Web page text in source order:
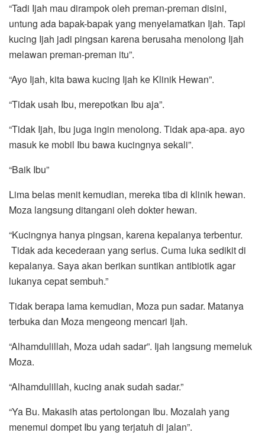
“Tadi Ijah mau dirampok oleh preman-preman disini,
untung ada bapak-bapak yang menyelamatkan Ijah. Tapi
kucing Ijah jadi pingsan karena berusaha menolong Ijah
melawan preman-preman itu”.
“Ayo Ijah, kita bawa kucing Ijah ke Klinik Hewan”.
“Tidak usah Ibu, merepotkan Ibu aja”.
“Tidak Ijah, Ibu juga ingin menolong. Tidak apa-apa. ayo
masuk ke mobil Ibu bawa kucingnya sekali”.
“Baik Ibu”
Lima belas menit kemudian, mereka tiba di klinik hewan.
Moza langsung ditangani oleh dokter hewan.
“Kucingnya hanya pingsan, karena kepalanya terbentur.
Tidak ada kecederaan yang serius. Cuma luka sedikit di
kepalanya. Saya akan berikan suntikan antibiotik agar
lukanya cepat sembuh.”
Tidak berapa lama kemudian, Moza pun sadar. Matanya
terbuka dan Moza mengeong mencari Ijah.
“Alhamdulillah, Moza udah sadar”. Ijah langsung memeluk
Moza.
“Alhamdulillah, kucing anak sudah sadar.”
“Ya Bu. Makasih atas pertolongan Ibu. Mozalah yang
menemui dompet Ibu yang terjatuh di jalan”.